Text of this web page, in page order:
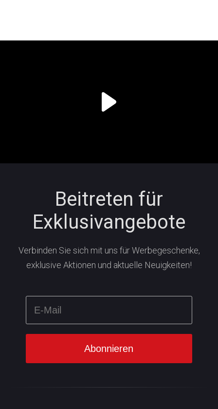
Beitreten für
Exklusivangebote
Verbinden Sie sich mit uns für Werbegeschenke,
exklusive Aktionen und aktuelle Neuigkeiten!